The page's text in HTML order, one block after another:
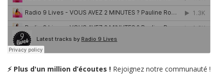
⚡ Plus d'un million d’écoutes ! Rejoignez notre communauté !